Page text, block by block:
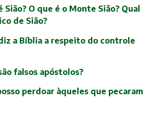
Sião? O que é o Monte Sião? Qual
de Sião?
diz a Bíblia a respeito do controle
falsos apóstolos?
perdoar àqueles que pecaram